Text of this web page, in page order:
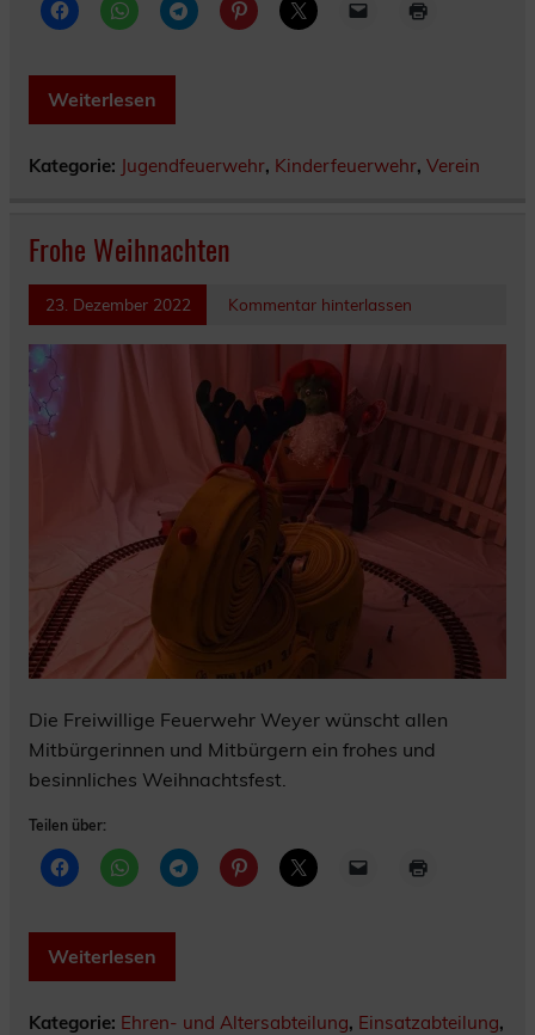
Weiterlesen
Kategorie: Jugendfeuerwehr, Kinderfeuerwehr, Verein
Frohe Weihnachten
23. Dezember 2022 Kommentar hinterlassen
Die Freiwillige Feuerwehr Weyer wünscht allen
Mitbürgerinnen und Mitbürgern ein frohes und
besinnliches Weihnachtsfest.
Teilen über:
Weiterlesen
Kategorie: Ehren- und Altersabteilung, Einsatzabteilung,